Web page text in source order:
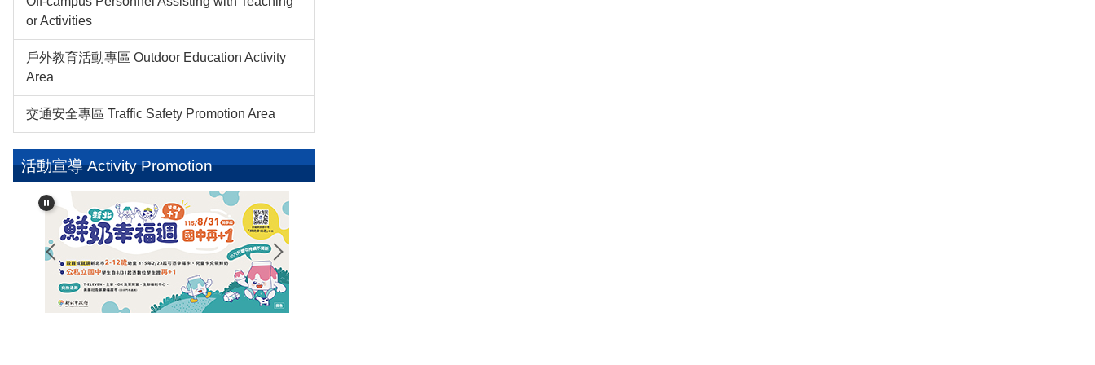
or Activities
戶外教育活動專區 Outdoor Education Activity
Area
交通安全專區 Traffic Safety Promotion Area
活動宣導 Activity Promotion